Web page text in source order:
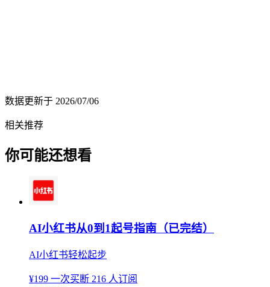
数据更新于 2026/07/06
相关推荐
你可能还想看
AI小红书从0到1起号指南（已完结）
AI小红书轻松起步
¥199 一次买断 216 人订阅